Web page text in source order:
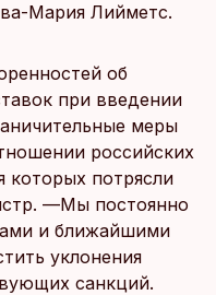
Мария Лийметс.
об
при введении
меры
российских
которых потрясли
—Мы постоянно
и ближайшими
уклонения
санкций.